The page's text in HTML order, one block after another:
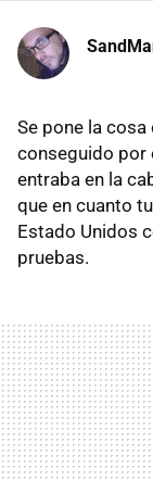
Se pone la
conseguido por
entraba en la
que en cuanto
Estado Unidos
pruebas.